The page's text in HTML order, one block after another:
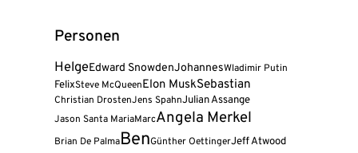
Personen
HelgeEdward SnowdenJohannesWladimir Putin
FelixSteve McQueenElon MuskSebastian
Christian DrostenJens SpahnJulian Assange
Jason Santa MariaMarcAngela Merkel
Brian De PalmaBenGünther OettingerJeff Atwood